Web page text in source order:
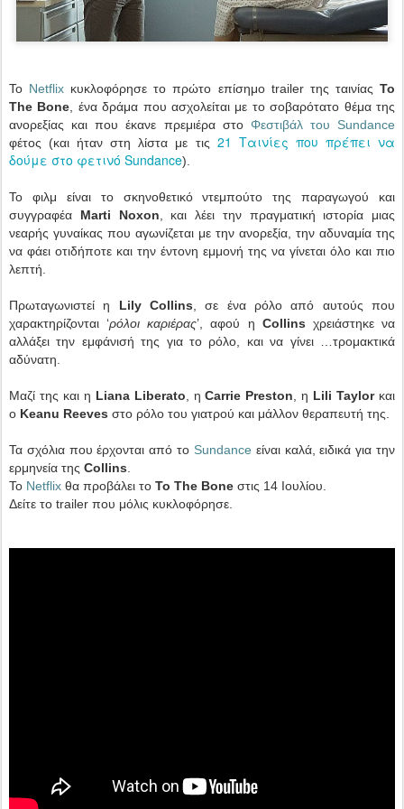
Το Netflix κυκλοφόρησε το πρώτο επίσημο trailer της ταινίαςTo
The Bone, ένα δράμα που ασχολείται με το σοβαρότατο θέμα της
ανορεξίας και που έκανε πρεμιέρα στο Φεστιβάλ του Sundance
φέτος (και ήταν στη λίστα με τις 21 Ταινίες που πρέπει να
δούμε στο φετινό Sundance).
Το φιλμ είναι το σκηνοθετικό ντεμπούτο της παραγωγού και
συγγραφέα Marti Noxon, και λέει την πραγματική ιστορία μιας
νεαρής γυναίκας που αγωνίζεται με την ανορεξία, την αδυναμία της
να φάει οτιδήποτε και την έντονη εμμονή της να γίνεται όλο και πιο
λεπτή.
Πρωταγωνιστεί η Lily Collins, σε ένα ρόλο από αυτούς που
χαρακτηρίζονται ‘ρόλοι καριέρας’, αφού η Collins χρειάστηκε να
αλλάξει την εμφάνισή της για το ρόλο, και να γίνει …τρομακτικά
αδύνατη.
Μαζί της και η Liana Liberato, ηCarrie Preston, η Lili Taylorκαι
ο Keanu Reeves στο ρόλο του γιατρού και μάλλον θεραπευτή της.
Τα σχόλια που έρχονται από το Sundance είναι καλά, ειδικά για την
ερμηνεία της Collins.
Το Netflix θα προβάλει το To The Bone στις 14 Ιουλίου.
Δείτε το trailer που μόλις κυκλοφόρησε.